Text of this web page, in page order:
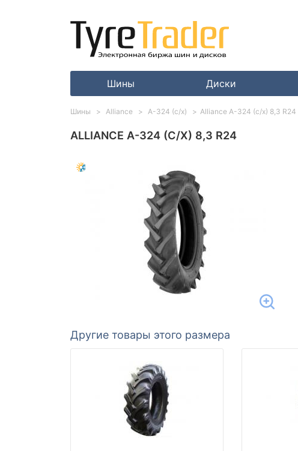
Шины Диски
ALLIANCE A-324 (С/Х) 8,3 R24
Другие товары этого размера
Шины Alliance A-324 (с/х) Alliance A-324 (с/х) 8,3 R24